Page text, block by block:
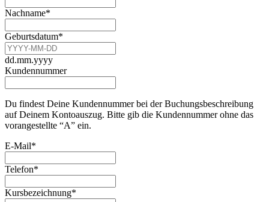
Nachname*
Geburtsdatum*
dd.mm.yyyy
Kundennummer
Du findest Deine Kundennummer bei der Buchungsbeschreibung
auf Deinem Kontoauszug. Bitte gib die Kundennummer ohne das
vorangestellte “A” ein.
E-Mail*
Telefon*
Kursbezeichnung*